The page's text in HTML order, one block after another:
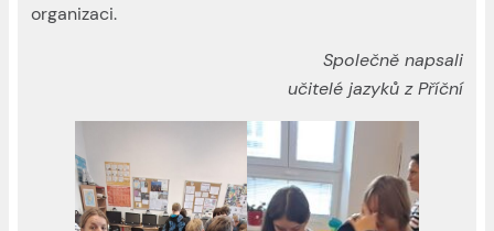
organizaci.
Společně napsali
učitelé jazyků z Příční